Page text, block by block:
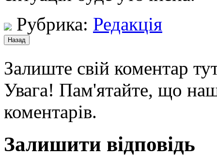
Рубрика: Редакція
Залиште свій коментар
Увага! Пам'ятайте, що
коментарів.
Залишити відповідь